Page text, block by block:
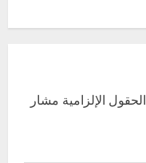
الحقول الإلزامية مشار